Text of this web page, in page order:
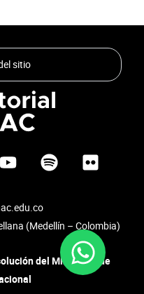
sitio
Y
o
t
u
e
S
p
i
y
F
l
k
r
(Medellín – Colombia)
del Ministerio de